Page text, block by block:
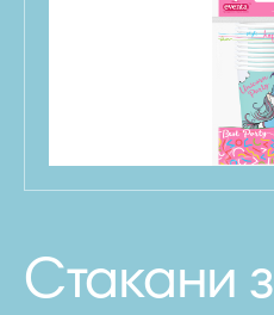
Стакани з